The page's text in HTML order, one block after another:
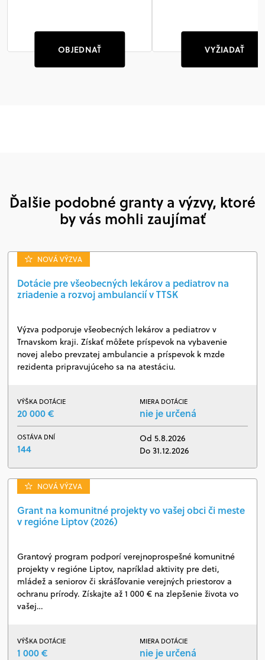
OBJEDNAŤ VYŽIADAŤ
Ďalšie podobné granty a výzvy, ktoré
by vás mohli zaujímať
NOVÁ VÝZVA
Dotácie pre všeobecných lekárov a pediatrov na
zriadenie a rozvoj ambulancií v TTSK
Výzva podporuje všeobecných lekárov a pediatrov v
Trnavskom kraji. Získať môžete príspevok na vybavenie
novej alebo prevzatej ambulancie a príspevok k mzde
rezidenta pripravujúceho sa na atestáciu.
VÝŠKA DOTÁCIE
20 000 €
MIERA DOTÁCIE
nie je určená
OSTÁVA DNÍ
144
Od 5.8.2026
Do 31.12.2026
NOVÁ VÝZVA
Grant na komunitné projekty vo vašej obci či meste
v regióne Liptov (2026)
Grantový program podporí verejnoprospešné komunitné
projekty v regióne Liptov, napríklad aktivity pre deti,
mládež a seniorov či skrášľovanie verejných priestorov a
ochranu prírody. Získajte až 1 000 € na zlepšenie života vo
vašej…
VÝŠKA DOTÁCIE
1 000 €
MIERA DOTÁCIE
nie je určená